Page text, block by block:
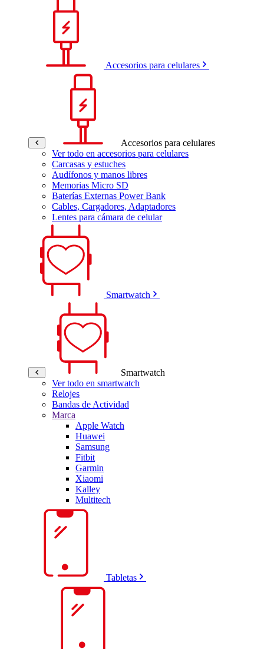
Accesorios para celulares
Accesorios para celulares
Ver todo en accesorios para celulares
Carcasas y estuches
Audífonos y manos libres
Memorias Micro SD
Baterías Externas Power Bank
Cables, Cargadores, Adaptadores
Lentes para cámara de celular
Smartwatch
Smartwatch
Ver todo en smartwatch
Relojes
Bandas de Actividad
Marca
Apple Watch
Huawei
Samsung
Fitbit
Garmin
Xiaomi
Kalley
Multitech
Tabletas